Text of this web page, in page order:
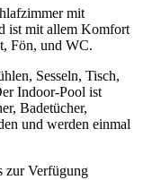
mit
ist mit allem Komfort
Fön, und WC.
Sesseln, Tisch,
Indoor-Pool ist
Badetücher,
und werden einmal
zur Verfügung